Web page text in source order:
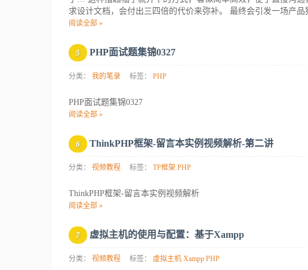
求设计文档，会付出三四倍的代价来弥补。 最终会引发一场产
阅读全部 »
5 PHP面试题集锦0327
分类： 我的笔录 标签： PHP
PHP面试题集锦0327
阅读全部 »
6 ThinkPHP框架-留言本实例视频解析-第二讲
分类： 视频教程 标签： TP框架 PHP
ThinkPHP框架-留言本实例视频解析
阅读全部 »
7 虚拟主机的使用与配置：基于Xampp
分类： 视频教程 标签： 虚拟主机 Xampp PHP